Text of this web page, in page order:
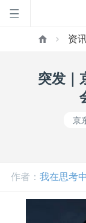
网
资
突发｜
京
作者： 我在思考中